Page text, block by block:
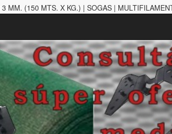
MM. (150 MTS. X KG.) | SOGAS |